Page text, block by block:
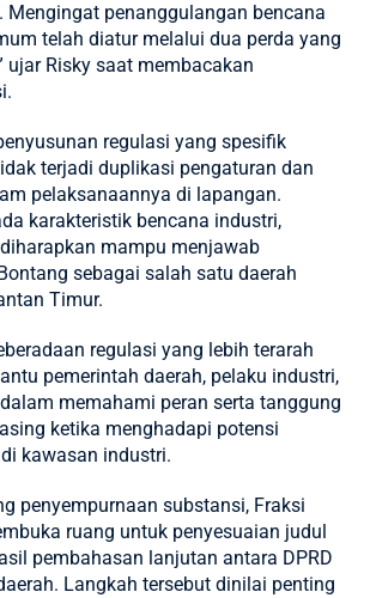
Mengingat penanggulangan bencana
telah diatur melalui dua perda yang
ujar Risky saat membacakan
regulasi yang spesifik
terjadi duplikasi pengaturan dan
pelaksanaannya di lapangan.
karakteristik bencana industri,
mampu menjawab
sebagai salah satu daerah
Timur.
regulasi yang lebih terarah
pemerintah daerah, pelaku industri,
memahami peran serta tanggung
ketika menghadapi potensi
kawasan industri.
penyempurnaan substansi, Fraksi
ruang untuk penyesuaian judul
pembahasan lanjutan antara DPRD
Langkah tersebut dinilai penting